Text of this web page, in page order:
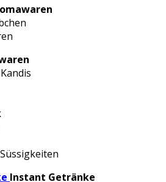
Instant Getränke